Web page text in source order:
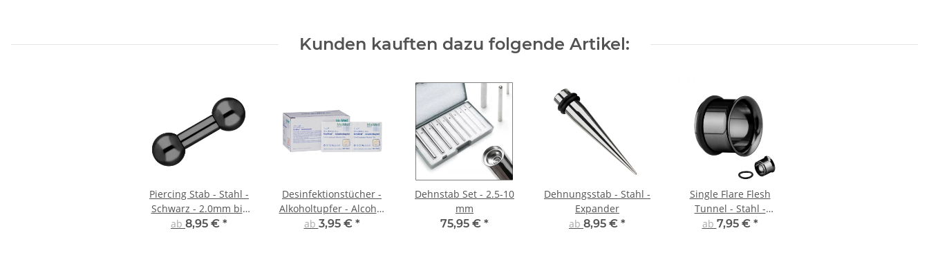
Kunden kauften dazu folgende Artikel:
Piercing Stab - Stahl -
Schwarz - 2.0mm bis
6.0mm
ab 8,95 € *
Desinfektionstücher -
Alkoholtupfer - Alcohol
Pads
ab 3,95 € *
Dehnstab Set - 2.5-10
mm
75,95 € *
Dehnungsstab - Stahl -
Expander
ab 8,95 € *
Single Flare Flesh
Tunnel - Stahl -
Schwarz
ab 7,95 € *